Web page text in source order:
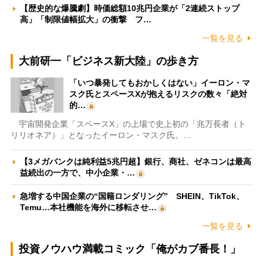
【歴史的な爆騰劇】時価総額10兆円企業が「2連続ストップ
高」「制限値幅拡大」の衝撃 フ…
一覧を見る
大前研一「ビジネス新大陸」の歩き方
「いつ暴発してもおかしくはない」イーロン・マ
スク氏とスペースXが抱えるリスクの数々「絶対
的…
宇宙開発企業「スペースX」の上場で史上初の「兆万長者（ト
リリオネア）」となったイーロン・マスク氏。…
【3メガバンクは純利益5兆円超】銀行、商社、ゼネコンは最高
益続出の一方で、中小企業・…
急増する中国企業の“国籍ロンダリング” SHEIN、TikTok、
Temu…本社機能を海外に移転させ…
一覧を見る
投資ノウハウ満載コミック「俺がカブ番長！」